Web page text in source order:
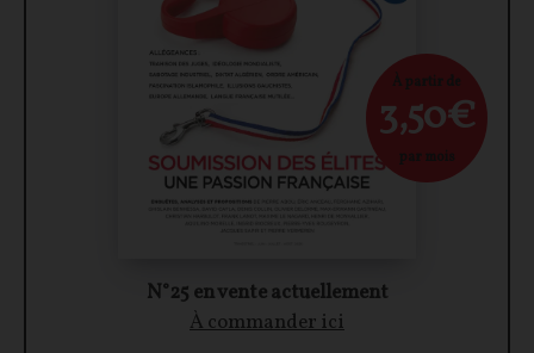
N°25 en vente actuellement
À commander ici
À partir de
3,50€
par mois